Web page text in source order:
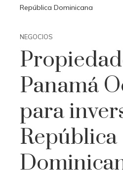
República Dominicana
NEGOCIOS
Panamá
para
República